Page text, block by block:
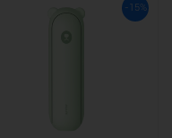
-15%